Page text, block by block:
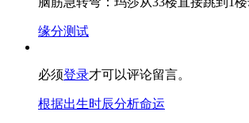
缘分测试
必须登录才可以评论留言。
根据出生时辰分析命运